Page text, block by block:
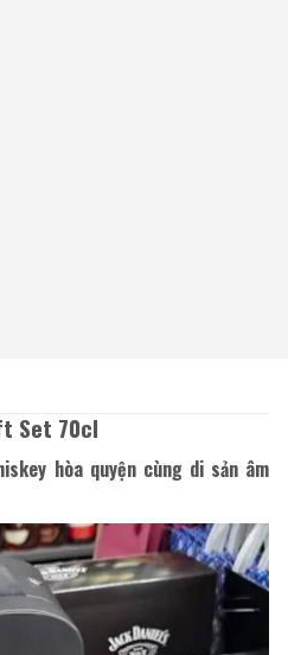
Set 70cl
hòa quyện cùng di sản âm